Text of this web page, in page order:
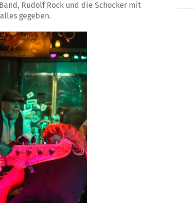
Rudolf Rock und die Schocker mit
gegeben.